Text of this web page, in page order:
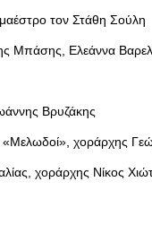
τον Στάθη Σούλη
Μπάσης, Ελεάννα
Βρυζάκης
χοράρχης
χοράρχης Νίκος